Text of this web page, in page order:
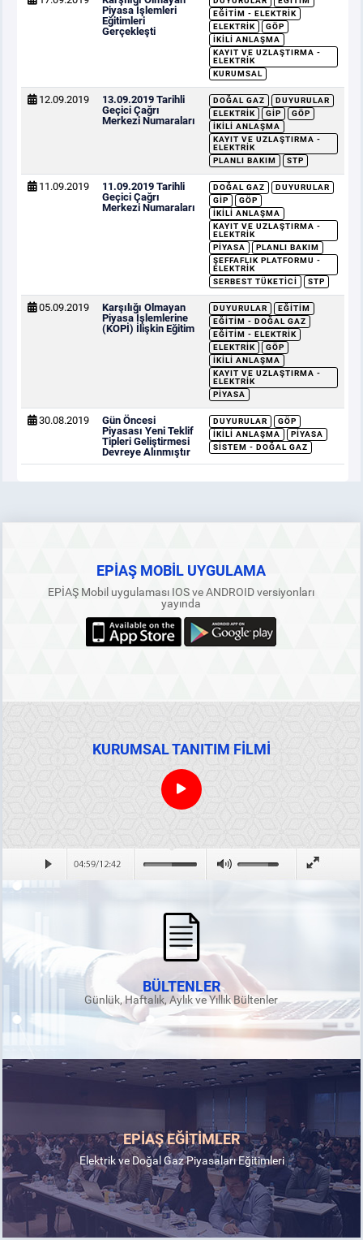
Piyasa İşlemleri
Eğitimleri
Gerçekleşti
EĞITIM - ELEKTRIK
ELEKTRIK
GÖP
İKILI ANLAŞMA
KAYIT VE UZLAŞTIRMA -
ELEKTRIK
KURUMSAL
12.09.2019
13.09.2019 Tarihli
Geçici Çağrı
Merkezi Numaraları
DOĞAL GAZ
DUYURULAR
ELEKTRIK
GİP
GÖP
İKILI ANLAŞMA
KAYIT VE UZLAŞTIRMA -
ELEKTRIK
PLANLI BAKIM
STP
11.09.2019
11.09.2019 Tarihli
Geçici Çağrı
Merkezi Numaraları
DOĞAL GAZ
DUYURULAR
GİP
GÖP
İKILI ANLAŞMA
KAYIT VE UZLAŞTIRMA -
ELEKTRIK
PIYASA
PLANLI BAKIM
ŞEFFAFLIK PLATFORMU -
ELEKTRIK
SERBEST TÜKETICI
STP
05.09.2019
Karşılığı Olmayan
Piyasa İşlemlerine
(KOPİ) İlişkin Eğitim
DUYURULAR
EĞITIM
EĞITIM - DOĞAL GAZ
EĞITIM - ELEKTRIK
ELEKTRIK
GÖP
İKILI ANLAŞMA
KAYIT VE UZLAŞTIRMA -
ELEKTRIK
PIYASA
30.08.2019
Gün Öncesi
Piyasası Yeni Teklif
Tipleri Geliştirmesi
Devreye Alınmıştır
DUYURULAR
GÖP
İKILI ANLAŞMA
PIYASA
SISTEM - DOĞAL GAZ
EPİAŞ MOBİL UYGULAMA
EPİAŞ Mobil uygulaması IOS ve ANDROID versiyonları
yayında
KURUMSAL TANITIM FİLMİ
BÜLTENLER
Günlük, Haftalık, Aylık ve Yıllık Bültenler
EPİAŞ EĞİTİMLER
Elektrik ve Doğal Gaz Piyasaları Eğitimleri